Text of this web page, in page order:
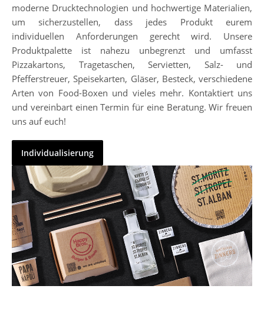
moderne Drucktechnologien und hochwertige Materialien,
um sicherzustellen, dass jedes Produkt eurem
individuellen Anforderungen gerecht wird. Unsere
Produktpalette ist nahezu unbegrenzt und umfasst
Pizzakartons, Tragetaschen, Servietten, Salz- und
Pfefferstreuer, Speisekarten, Gläser, Besteck, verschiedene
Arten von Food-Boxen und vieles mehr. Kontaktiert uns
und vereinbart einen Termin für eine Beratung. Wir freuen
uns auf euch!
Individualisierung